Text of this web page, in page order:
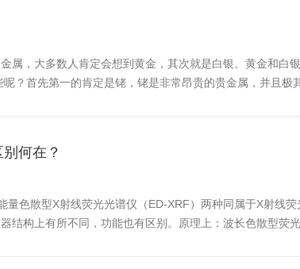
属，大多数人肯定会想到黄金，其次就是白银。黄金和白
？首先第一的肯定是铑，铑是非常昂贵的贵金属，并且
何在？
量色散型X射线荧光光谱仪（ED-XRF）两种同属于X射线
结构上有所不同，功能也有区别。原理上：波长色散型荧